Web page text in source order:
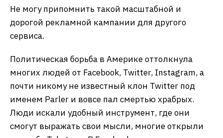
Не могу припомнить такой масштабной и
дорогой рекламной кампании для другого
сервиса.
Политическая борьба в Америке оттолкнула
многих людей от Facebook, Twitter, Instagram, а
почти никому не известный клон Twitter под
именем Parler и вовсе пал смертью храбрых.
Люди искали удобный инструмент, где они
смогут выражать свои мысли, многие открыли